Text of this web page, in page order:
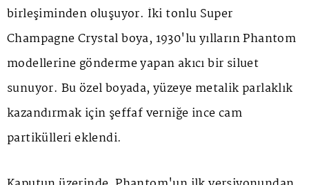
birleşiminden oluşuyor. İki tonlu Super
Champagne Crystalboya, 1930'lu yılların Phantom
modellerine gönderme yapan akıcı bir siluet
sunuyor. Bu özel boyada, yüzeye metalik parlaklık
kazandırmak için şeffaf verniğe ince cam
partikülleri eklendi.